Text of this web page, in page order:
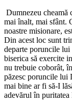
Dumnezeu cheamă
mai înalt, mai sfânt.
noastre misionare,
Din acest loc sunt
departe poruncile lui
biserica să exercite
nu trebuie coborât,
păzesc poruncile lui
mai bine ar fi să-I
adevărul în puritatea